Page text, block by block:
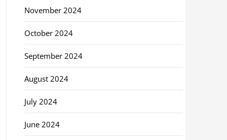
November 2024
October 2024
September 2024
August 2024
July 2024
June 2024